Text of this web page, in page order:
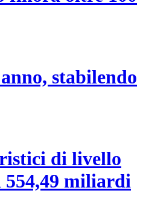
stabilendo
di livello
miliardi